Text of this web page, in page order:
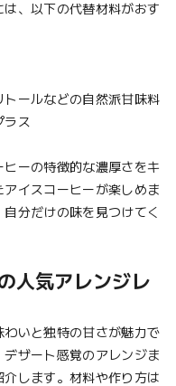
、以下の代替材料がおす
トールなどの自然派甘味料
ラス
ーの特徴的な濃厚さをキ
イスコーヒーが楽しめま
分だけの味を見つけてく
人気アレンジレ
いと独特の甘さが魅力で
ザート感覚のアレンジま
します。材料や作り方は